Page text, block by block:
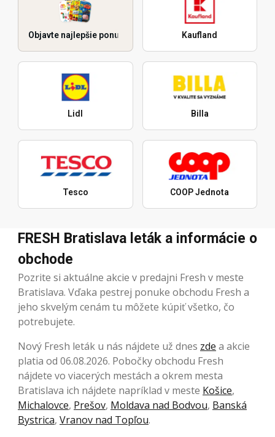
Objavte najlepšie ponuky Kaufland
Lidl Billa
Tesco COOP Jednota
FRESH Bratislava leták a informácie o
obchode
Pozrite si aktuálne akcie v predajni Fresh v meste
Bratislava. Vďaka pestrej ponuke obchodu Fresh a
jeho skvelým cenám tu môžete kúpiť všetko, čo
potrebujete.
Nový Fresh leták u nás nájdete už dnes zde a akcie
platia od 06.08.2026. Pobočky obchodu Fresh
nájdete vo viacerých mestách a okrem mesta
Bratislava ich nájdete napríklad v meste Košice,
Michalovce, Prešov, Moldava nad Bodvou, Banská
Bystrica, Vranov nad Topľou.